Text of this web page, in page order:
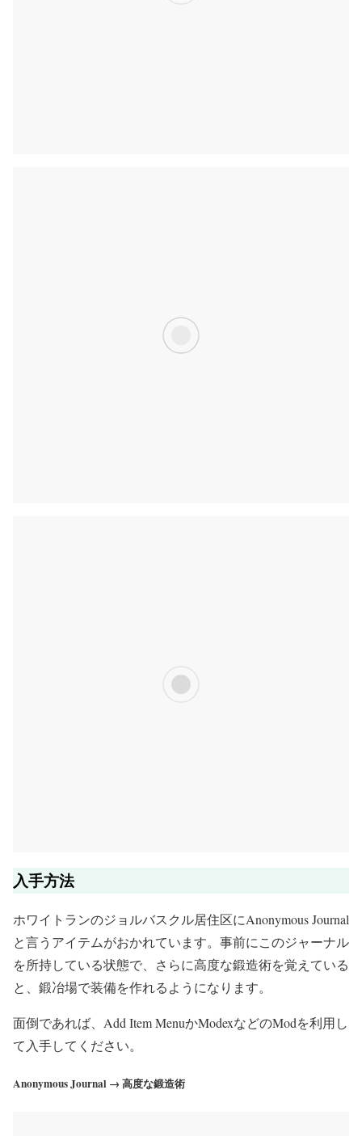
入手方法
ホワイトランのジョルバスクル居住区にAnonymous Journal
と言うアイテムがおかれています。事前にこのジャーナル
を所持している状態で、さらに高度な鍛造術を覚えている
と、鍛冶場で装備を作れるようになります。
面倒であれば、Add Item MenuかModexなどのModを利用し
て入手してください。
Anonymous Journal → 高度な鍛造術